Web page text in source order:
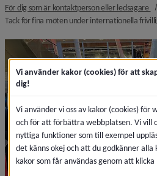
För dig som är kontaktperson eller ledsagare
Tack för fina möten under internationella
Vi använder kakor (cookies) för att
dig!
Vi använder vi oss av kakor (cookies) för
och för att förbättra webbplatsen. Vi vill
nyttiga funktioner som till exempel
det känns okej och att du godkänner alla
kakor som får användas genom att